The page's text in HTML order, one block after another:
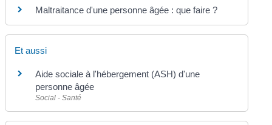
Maltraitance d'une personne âgée : que faire ?
Et aussi
Aide sociale à l'hébergement (ASH) d'une
personne âgée
Social - Santé